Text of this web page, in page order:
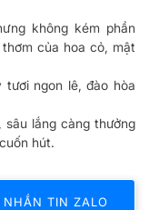
không kém phần
của hoa cỏ, mật
ngon lê, đào hòa
lắng càng thưởng
hút.
NHẮN TIN ZALO